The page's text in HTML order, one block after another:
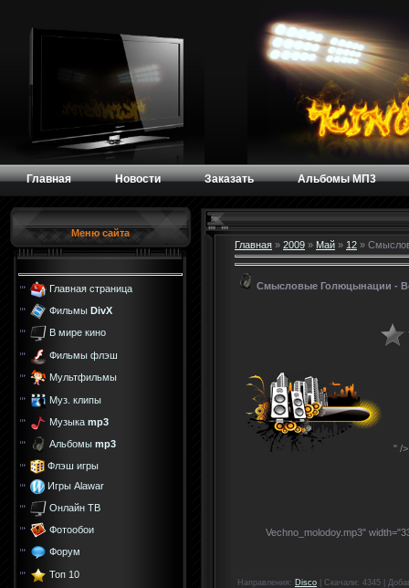
Главная Новости Заказать Альбомы МП3
Меню сайта
Главная страница
Фильмы DivX
В мире кино
Фильмы флэш
Мультфильмы
Муз. клипы
Музыка mp3
Альбомы mp3
Флэш игры
Игры Alawar
Онлайн ТВ
Фотообои
Форум
Топ 10
Главная » 2009 » Май » 12 »
Смысловые Голюцынации -
" /
Vechno_molodoy.mp3"
Направления : Disco Скачали: 4345 |